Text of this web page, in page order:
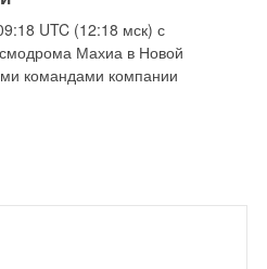
UTC (12:18 мск) с
Махиа в Новой
командами компании